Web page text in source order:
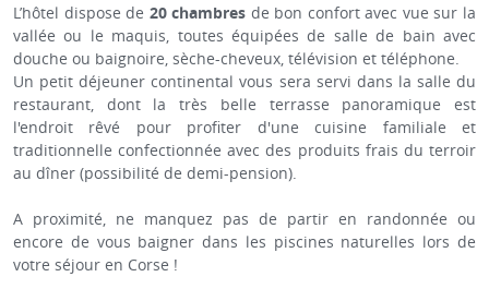
L’hôtel dispose de 20 chambres de bon confort avec vue sur la
vallée ou le maquis, toutes équipées de salle de bain avec
douche ou baignoire, sèche-cheveux, télévision et téléphone.
Un petit déjeuner continental vous sera servi dans la salle du
restaurant, dont la très belle terrasse panoramique est
l'endroit rêvé pour profiter d'une cuisine familiale et
traditionnelle confectionnée avec des produits frais du terroir
au dîner (possibilité de demi-pension).
A proximité, ne manquez pas de partir en randonnée ou
encore de vous baigner dans les piscines naturelles lors de
votre séjour en Corse !